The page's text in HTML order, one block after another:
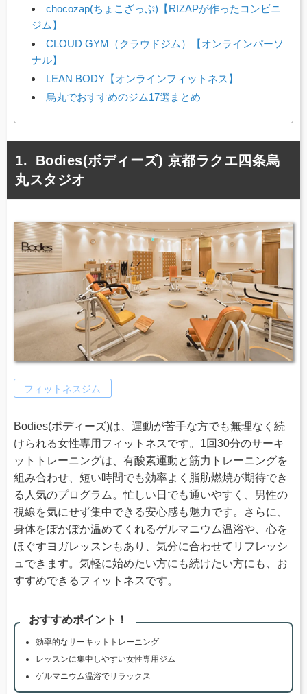
chocozap(ちょこざっぷ)【RIZAPが作ったコンビニ
ジム】
CLOUD GYM（クラウドジム）【オンラインパーソ
ナル】
LEAN BODY【オンラインフィットネス】
烏丸でおすすめのジム17選まとめ
Bodies(ボディーズ) 京都ラクエ四条烏
丸スタジオ
フィットネスジム
Bodies(ボディーズ)は、運動が苦手な方でも無理なく続
けられる女性専用フィットネスです。1回30分のサーキ
ットトレーニングは、有酸素運動と筋力トレーニングを
組み合わせ、短い時間でも効率よく脂肪燃焼が期待でき
る人気のプログラム。忙しい日でも通いやすく、男性の
視線を気にせず集中できる安心感も魅力です。さらに、
身体をぽかぽか温めてくれるゲルマニウム温浴や、心を
ほぐすヨガレッスンもあり、気分に合わせてリフレッシ
ュできます。気軽に始めたい方にも続けたい方にも、お
すすめできるフィットネスです。
おすすめポイント！
効率的なサーキットトレーニング
レッスンに集中しやすい女性専用ジム
ゲルマニウム温浴でリラックス